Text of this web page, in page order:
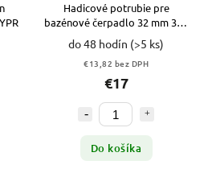
Hadicové potrubie pre
bazénové čerpadlo 32 mm 3 m
Bestway 58369 VYPR
do 48 hodín (>5 ks)
€13,82 bez DPH
€17
Do košíka